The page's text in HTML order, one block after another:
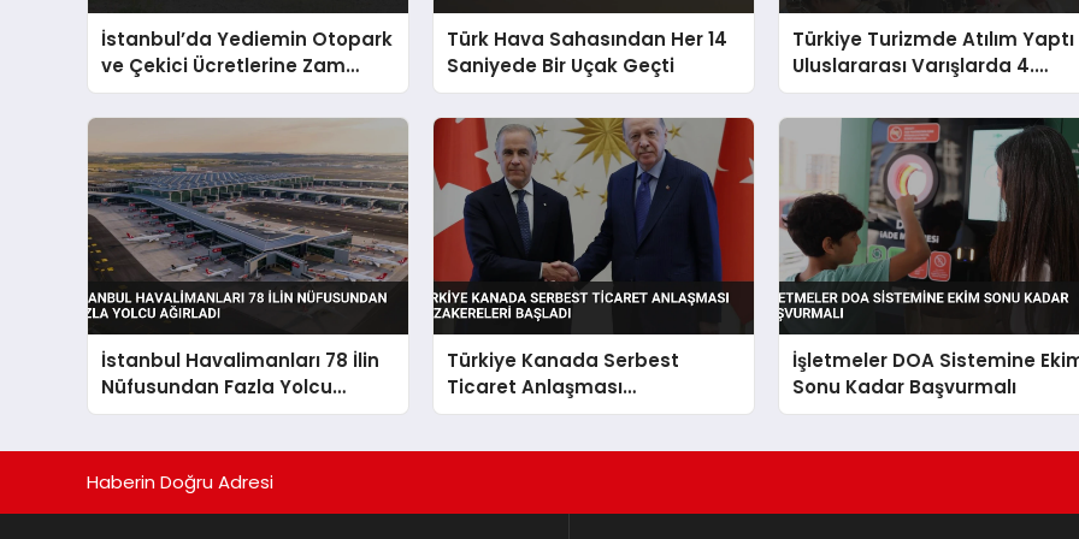
İstanbul’da Yediemin Otopark
ve Çekici Ücretlerine Zam
Geldi
Türk Hava Sahasından Her 14
Saniyede Bir Uçak Geçti
Türkiye Turizmde Atılım Yaptı
Uluslararası Varışlarda 4.
Sıraya Yükseldi
İstanbul Havalimanları 78 İlin
Nüfusundan Fazla Yolcu
Ağırladı
Türkiye Kanada Serbest
Ticaret Anlaşması
Müzakereleri Başladı
İşletmeler DOA Sistemine
Sonu Kadar Başvurmalı
Haberin Doğru Adresi